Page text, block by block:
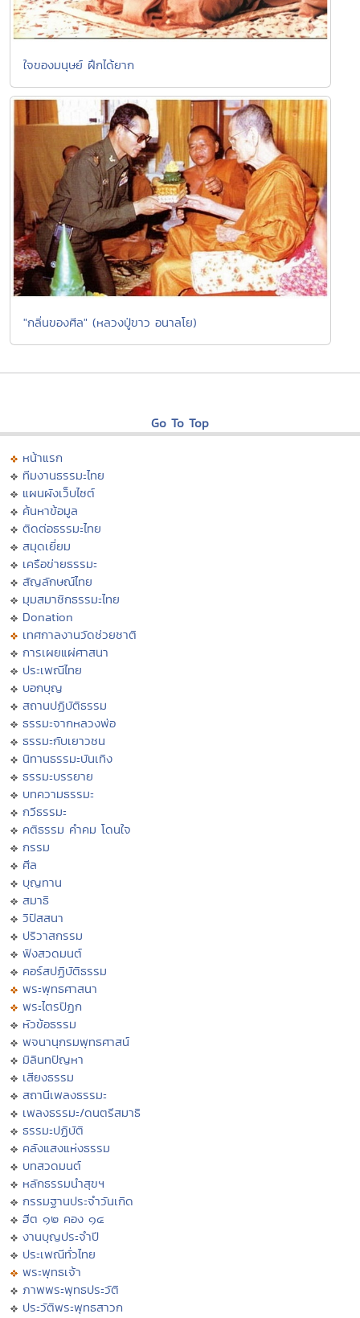
ใจของมนุษย์ ฝึกได้ยาก
"กลิ่นของศีล" (หลวงปู่ขาว อนาลโย)
Go To Top
หน้าแรก
ทีมงานธรรมะไทย
แผนผังเว็บไซต์
ค้นหาข้อมูล
ติดต่อธรรมะไทย
สมุดเยี่ยม
เครือข่ายธรรมะ
สัญลักษณ์ไทย
มุมสมาชิกธรรมะไทย
Donation
เทศกาลงานวัดช่วยชาติ
การเผยแผ่ศาสนา
ประเพณีไทย
บอกบุญ
สถานปฏิบัติธรรม
ธรรมะจากหลวงพ่อ
ธรรมะกับเยาวชน
นิทานธรรมะบันเทิง
ธรรมะบรรยาย
บทความธรรมะ
กวีธรรมะ
คติธรรม คำคม โดนใจ
กรรม
ศีล
บุญทาน
สมาธิ
วิปัสสนา
ปริวาสกรรม
ฟังสวดมนต์
คอร์สปฏิบัติธรรม
พระพุทธศาสนา
พระไตรปิฏก
หัวข้อธรรม
พจนานุกรมพุทธศาสน์
มิลินทปัญหา
เสียงธรรม
สถานีเพลงธรรมะ
เพลงธรรมะ/ดนตรีสมาธิ
ธรรมะปฏิบัติ
คลังแสงแห่งธรรม
บทสวดมนต์
หลักธรรมนำสุขฯ
กรรมฐานประจำวันเกิด
ฮีต ๑๒ คอง ๑๔
งานบุญประจำปี
ประเพณีทั่วไทย
พระพุทธเจ้า
ภาพพระพุทธประวัติ
ประวัติพระพุทธสาวก